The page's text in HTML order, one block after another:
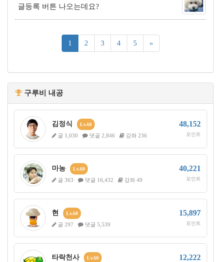
글등록 버튼 나오는데요?
1 (current)
2 3 4 5 »
구루비 내공
김정식 Lv.60
글 1,030 댓글 2,846 강좌 236
48,152
포인트
마농 Lv.60
글 363 댓글 16,432 강좌 49
40,221
포인트
현 Lv.60
글 297 댓글 5,539
15,897
포인트
타락천사 Lv.60 12,222